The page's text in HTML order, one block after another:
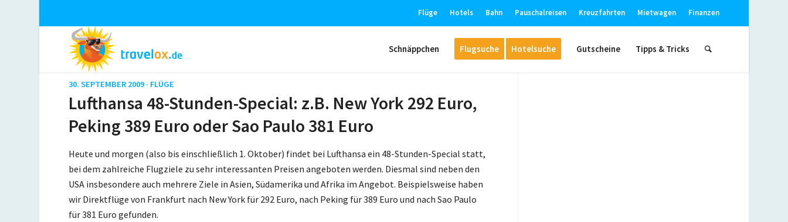
Flüge Hotels Bahn Pauschalreisen Kreuzfahrten Mietwagen Finanzen
Schnäppchen Flugsuche Hotelsuche Gutscheine Tipps & Tricks
30. SEPTEMBER 2009 · FLÜGE
Lufthansa 48-Stunden-Special: z.B. New York 292 Euro,
Peking 389 Euro oder Sao Paulo 381 Euro
Heute und morgen (also bis einschließlich 1. Oktober) findet bei Lufthansa ein 48-Stunden-Special statt,
bei dem zahlreiche Flugziele zu sehr interessanten Preisen angeboten werden. Diesmal sind neben den
USA insbesondere auch mehrere Ziele in Asien, Südamerika und Afrika im Angebot. Beispielsweise haben
wir Direktflüge von Frankfurt nach New York für 292 Euro, nach Peking für 389 Euro und nach Sao Paulo
für 381 Euro gefunden.